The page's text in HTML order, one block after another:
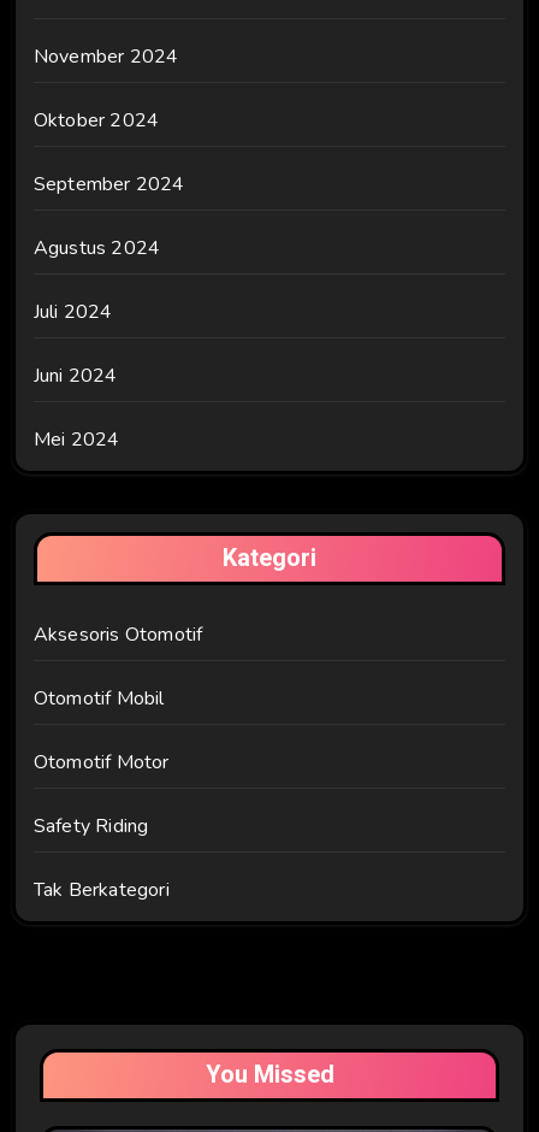
November 2024
Oktober 2024
September 2024
Agustus 2024
Juli 2024
Juni 2024
Mei 2024
Kategori
Aksesoris Otomotif
Otomotif Mobil
Otomotif Motor
Safety Riding
Tak Berkategori
You Missed